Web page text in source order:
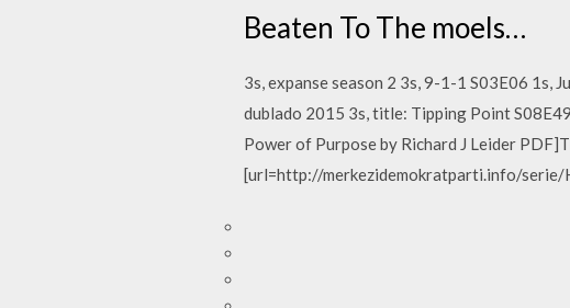
Beaten To The moels…
3s, expanse season 2 3s, 9-1-1 S03E06 1s,
dublado 2015 3s, title: Tipping Point
Power of Purpose by Richard J Leider
[url=http://merkezidemokratparti.info/serie/